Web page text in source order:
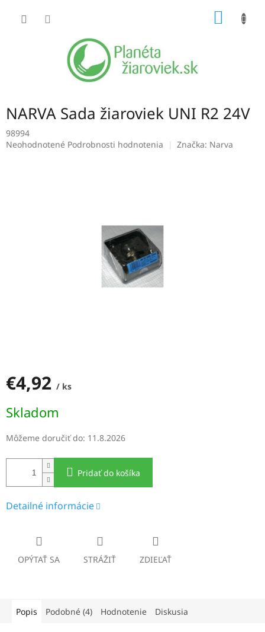
NARVA Sada žiaroviek UNI R2 24V
98994
Priemerné
Neohodnotené Podrobnosti hodnotenia Značka: Narva
€4,92 / ks
cena:
Skladom
Môžeme doručiť do: 11.8.2026
Pridať do košíka
Detailné informácie
OPÝTAŤ SA STRÁŽIŤ ZDIEĽAŤ
Popis Podobné (4) Hodnotenie Diskusia